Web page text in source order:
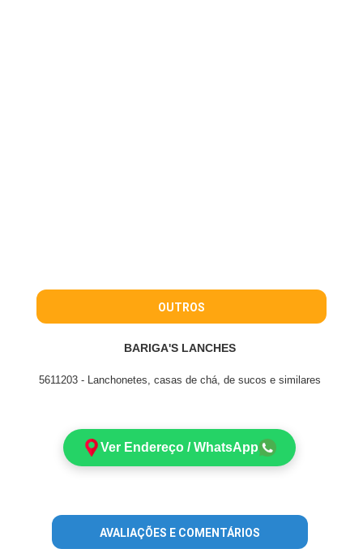
OUTROS
BARIGA'S LANCHES
5611203 - Lanchonetes, casas de chá, de sucos e similares
Ver Endereço / WhatsApp
AVALIAÇÕES E COMENTÁRIOS